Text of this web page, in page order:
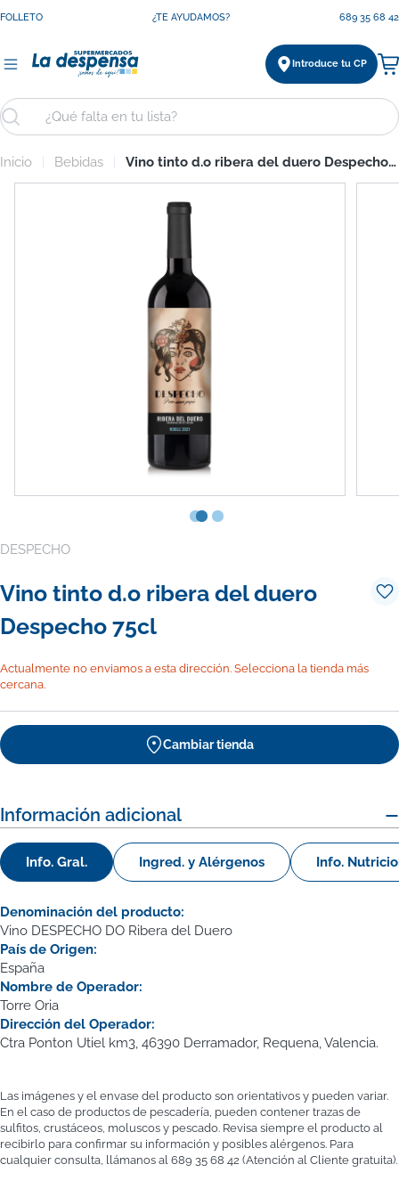
FOLLETO ¿TE AYUDAMOS? 689 35 68 42
Buscar
Introduce tu CP
Inicio Bebidas Vino tinto d.o ribera del duero Despecho 75cl
DESPECHO
Vino tinto d.o ribera del duero
Despecho 75cl
Actualmente no enviamos a esta dirección. Selecciona la tienda más
cercana.
Cambiar tienda
Información adicional
Info. Gral. Ingred. y Alérgenos Info.
Denominación del producto:
Vino DESPECHO DO Ribera del Duero
País de Origen:
España
Nombre de Operador:
Torre Oria
Dirección del Operador:
Ctra Ponton Utiel km3, 46390 Derramador, Requena, Valencia.
Las imágenes y el envase del producto son orientativos y pueden variar.
En el caso de productos de pescadería, pueden contener trazas de
sulfitos, crustáceos, moluscos y pescado. Revisa siempre el producto al
recibirlo para confirmar su información y posibles alérgenos. Para
cualquier consulta, llámanos al 689 35 68 42 (Atención al Cliente gratuita).